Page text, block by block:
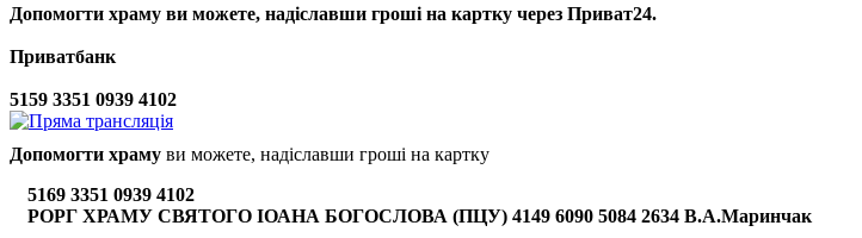
Допомогти храму ви можете, надіславши гроші на картку через Приват24.
Приватбанк
5159 3351 0939 4102
Допомогти храму ви можете, надіславши гроші на картку
5169 3351 0939 4102
РОРГ ХРАМУ СВЯТОГО ІОАНА БОГОСЛОВА (ПЦУ) 4149 6090 5084 2634 В.А.Маринчак